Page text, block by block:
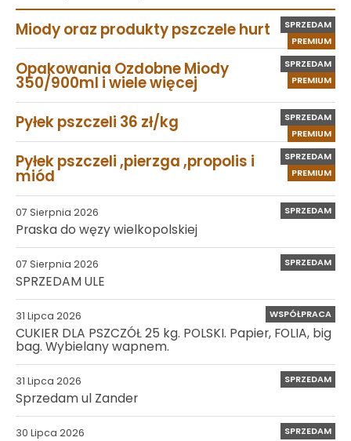
PREMIUM
SPRZEDAM
Miody oraz produkty pszczele hurt
PREMIUM
SPRZEDAM
Opakowania Ozdobne Miody
350/900ml i wiele więcej
PREMIUM
SPRZEDAM
Pyłek pszczeli 36 zł/kg
PREMIUM
SPRZEDAM
Pyłek pszczeli ,pierzga ,propolis i
miód
07 Sierpnia 2026 SPRZEDAM
Praska do węzy wielkopolskiej
07 Sierpnia 2026 SPRZEDAM
SPRZEDAM ULE
31 Lipca 2026 WSPÓŁPRACA
CUKIER DLA PSZCZÓŁ 25 kg. POLSKI. Papier, FOLIA, big
bag. Wybielany wapnem.
31 Lipca 2026 SPRZEDAM
Sprzedam ul Zander
30 Lipca 2026 SPRZEDAM